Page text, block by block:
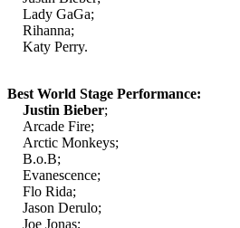
GaGa;
Perry.
Best World Stage Performance:
Justin Bieber;
Fire;
Monkeys;
B.o.B;
Rida;
Derulo;
Jonas;